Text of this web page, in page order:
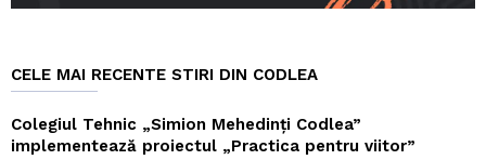
CELE MAI RECENTE STIRI DIN CODLEA
Colegiul Tehnic „Simion Mehedinți Codlea”
implementează proiectul „Practica pentru viitor”